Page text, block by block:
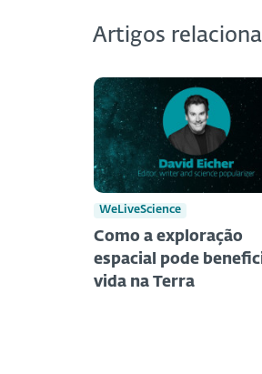
Artigos
WeLiveScience
Como a exploração
espacial pode
vida na Terra